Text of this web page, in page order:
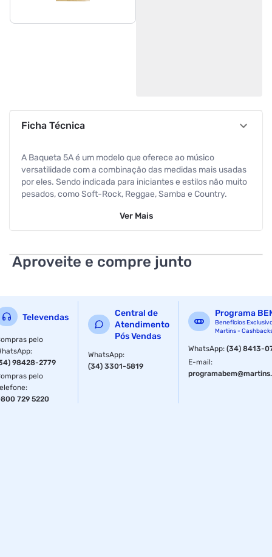
Ficha Técnica
A Baqueta 5A é um modelo que oferece ao músico
versatilidade com a combinação das medidas mais usadas
por eles. Sendo indicada para iniciantes e estilos não muito
pesados, como Soft-Rock, Reggae, Samba e Country.
Além disso, este modelo conta com acabamento em
Ver Mais
Aproveite e compre junto
Televendas
pelo
:
98428-2779
pelo
:
729 5220
Central de
Atendimento
Pós Vendas
WhatsApp:
(34) 3301-5819
Programa
Benefícios
Martins -
WhatsApp:(34) 8413-
E-mail: